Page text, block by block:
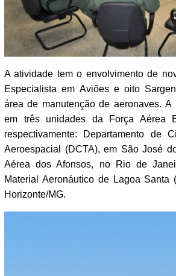
A atividade tem o envolvimento de
Especialista em Aviões e oito
área de manutenção de aeronaves. A
em três unidades da Força Aérea
respectivamente: Departamento de
Aeroespacial (DCTA), em São José
Aérea dos Afonsos, no Rio de
Material Aeronáutico de Lagoa Santa
Horizonte/MG.